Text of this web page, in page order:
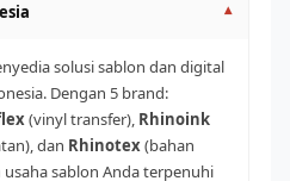
▾
solusi sablon dan digital
Dengan 5 brand:
(vinyl transfer), Rhinoink
dan Rhinotex(bahan
sablon Anda terpenuhi